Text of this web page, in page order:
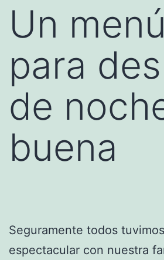
Un menú
para
de
buena
Seguramente todos
espectacular con nuestra